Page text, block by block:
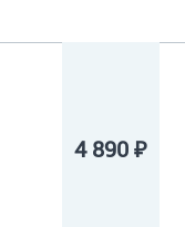
4 890 ₽